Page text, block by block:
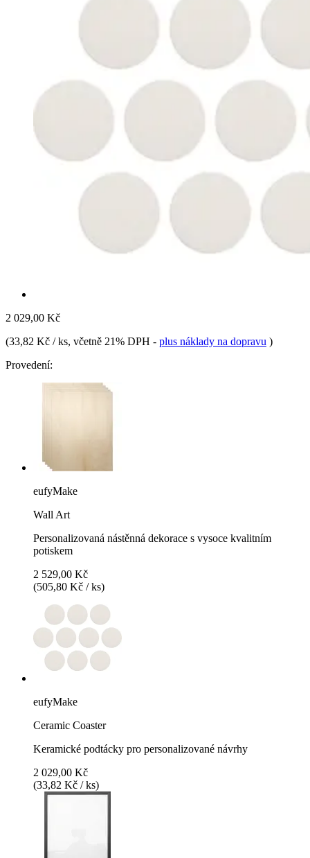
2 029,00 Kč
(33,82 Kč / ks, včetně 21% DPH - plus náklady na dopravu )
Provedení:
eufyMake
Wall Art
Personalizovaná nástěnná dekorace s vysoce kvalitním
potiskem
2 529,00 Kč
(505,80 Kč / ks)
eufyMake
Ceramic Coaster
Keramické podtácky pro personalizované návrhy
2 029,00 Kč
(33,82 Kč / ks)